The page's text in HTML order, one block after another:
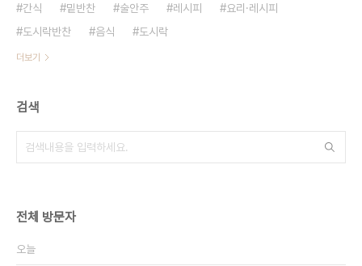
간식
밑반찬 술안주 레시피
요리·레시피
도시락반찬
음식 도시락
더보기
검색
전체 방문자
오늘